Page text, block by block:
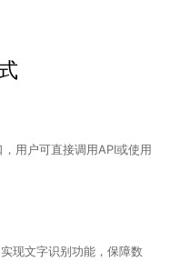
用户可直接调用API或使用
现文字识别功能，保障数